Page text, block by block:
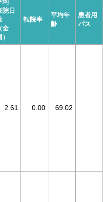
均
院日
（全
）
転院率
平均年
齢
患者用
パス
2.61 0.00 69.02